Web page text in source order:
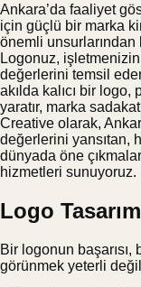
Ankara’da faaliyet
için güçlü bir marka
önemli
Logonuz,
değerlerini temsil
akılda kalıcı bir
yaratır, marka
Creative olarak,
değerlerini yansıtan,
dünyada öne
hizmetleri sunuyoruz.
Logo
Bir logonun başarısı,
görünmek yeterli